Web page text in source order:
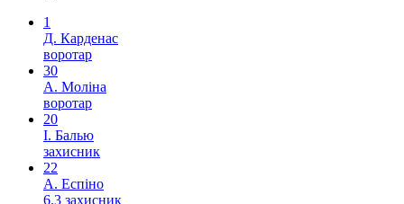
1
Д. Карденас
воротар
30
А. Моліна
воротар
20
І. Балью
захисник
22
А. Еспіно
6.3 захисник